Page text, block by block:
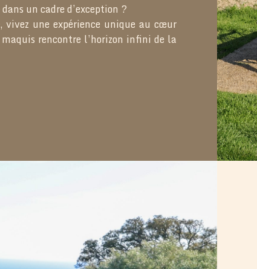
un cadre d’exception ?
vivez une expérience unique au cœur
rencontre l’horizon infini de la